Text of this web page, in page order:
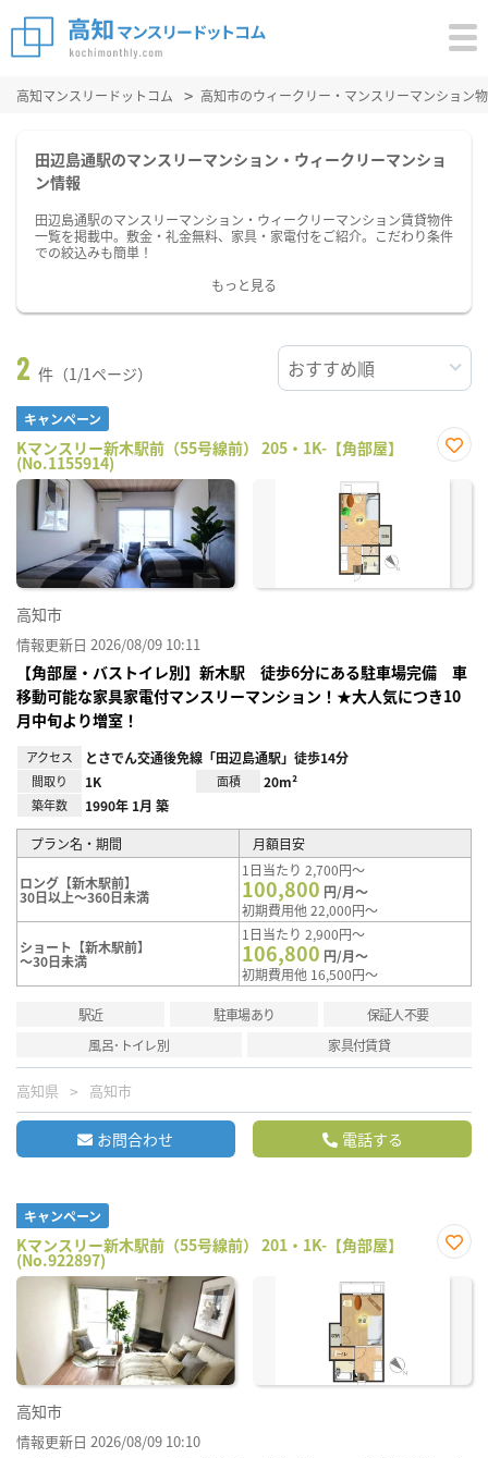
高知マンスリードットコム 高知市のウィークリー・マンスリーマンション
田辺島通駅のマンスリーマンション・ウィークリーマンショ
ン情報
田辺島通駅のマンスリーマンション・ウィークリーマンション賃貸物件
一覧を掲載中。敷金・礼金無料、家具・家電付をご紹介。こだわり条件
での絞込みも簡単！
もっと見る
2 件（1/1ページ）
キャンペーン
Kマンスリー新木駅前（55号線前） 205・1K-【角部屋】
(No.1155914)
に入
高知市
情報更新日 2026/08/09 10:11
【角部屋・バストイレ別】新木駅 徒歩6分にある駐車場完備 車
移動可能な家具家電付マンスリーマンション！★大人気につき10
月中旬より増室！
アクセス とさでん交通後免線「田辺島通駅」徒歩14分
間取り 1K 面積 20m²
築年数 1990年 1月 築
プラン名・期間 月額目安
ロング【新木駅前】
30日以上～360日未満
1日当たり 2,700円～
100,800 円/月～
初期費用他 22,000円～
ショート【新木駅前】
～30日未満
1日当たり 2,900円～
106,800 円/月～
初期費用他 16,500円～
駅近 駐車場あり
保証人不要
風呂･トイレ別
家具付賃貸
高知県 高知市
お問合わせ 電話する
キャンペーン
Kマンスリー新木駅前（55号線前） 201・1K-【角部屋】
(No.922897)
に入
高知市
情報更新日 2026/08/09 10:10